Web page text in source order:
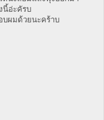
นี้อ่ะคัรบ
บผมด้วยนะคร้าบ